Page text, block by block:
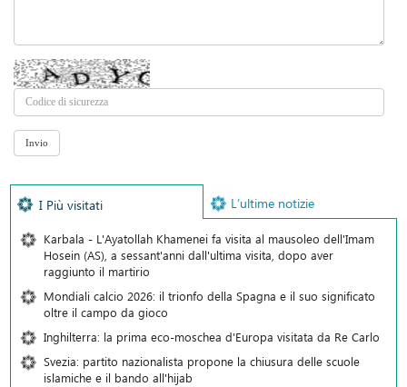
I Più visitati L’ultime notizie
Karbala - L'Ayatollah Khamenei fa visita al mausoleo dell'Imam
Hosein (AS), a sessant'anni dall'ultima visita, dopo aver
raggiunto il martirio
Mondiali calcio 2026: il trionfo della Spagna e il suo significato
oltre il campo da gioco
Inghilterra: la prima eco-moschea d'Europa visitata da Re Carlo
Svezia: partito nazionalista propone la chiusura delle scuole
islamiche e il bando all'hijab